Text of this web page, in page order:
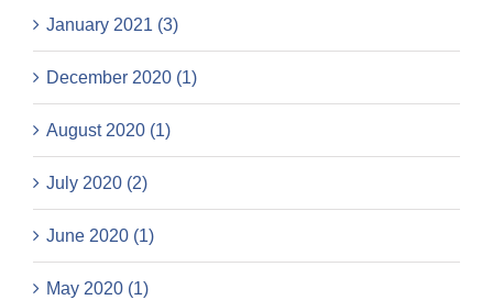
January 2021 (3)
December 2020 (1)
August 2020 (1)
July 2020 (2)
June 2020 (1)
May 2020 (1)